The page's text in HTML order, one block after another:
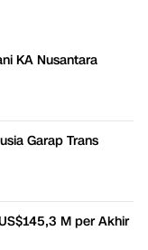
KA Nusantara
Garap Trans
M per Akhir